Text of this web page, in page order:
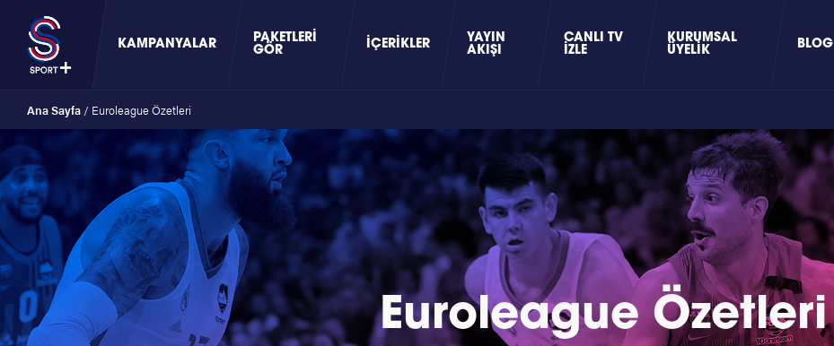
KAMPANYALAR
PAKETLERI
GÖR
İÇERIKLER
YAYIN
AKIŞI
CANLI TV
İZLE
KURUMSAL
ÜYELIK
BLOG
Ana Sayfa / Euroleague Özetleri
Euroleague Özetleri